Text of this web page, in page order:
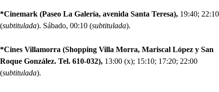
*Cinemark (Paseo La Galería, avenida Santa Teresa), 19:40; 22:10
(subtitulada). Sábado, 00:10 (subtitulada).
*Cines Villamorra (Shopping Villa Morra, Mariscal López y San
Roque González. Tel. 610-032), 13:00 (x); 15:10; 17:20; 22:00
(subtitulada).